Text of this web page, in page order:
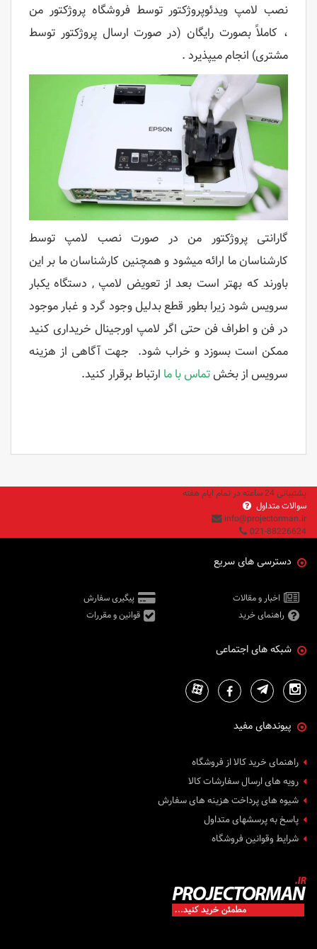
نصب لامپ ویدئوپروژکتور توسط فروشگاه پروژکتور من
، کاملاً بصورت رایگان (در صورت ارسال پروژکتور توسط
مشتری) انجام میپذیرد .
گارانتی پروژکتور من در صورت نصب لامپ توسط
کارشناسان ما ارائه میشود و همچنین کارشناسان ما بر این
باورند که بهتر است بعد از تعویض لامپ , دستگاه یکبار
سرویس شود زیرا بطور قطع بدلیل وجود گرد و غبار موجود
در فن و اطراف فن حتی اگر لامپ اورجینال خریداری کنید
ممکن است بسوزد و خراب شود. جهت آگاهی از هزینه
سرویس از بخشتماس با ما ارتباط برقرار کنید.
پشتیبانی 24 ساعته در تمام ایام هفته
سوالات متداول
info@projectorman.ir
021-88226624
دسترسی های سریع
اخبار و مقالات
پیگیری سفارش
راهنمای خرید
قوانین و مقررات
شبکه های اجتماعی
پیوندهای مفید
راهنمای خرید کالا از فروشگاه
رویه های ارسال سفارشات کالا
شیوه های پرداخت هزینه های سفارش
پاسخ به پرسشهای متداول
شرایط وقوانین فروشگاه